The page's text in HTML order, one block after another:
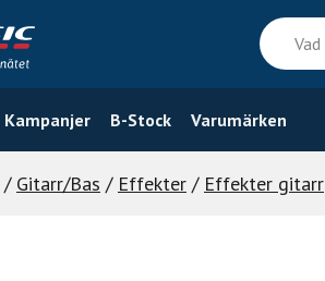
Vad
söker
du
efter?
Kampanjer B-Stock Varumärken
/ Gitarr/Bas / Effekter / Effekter gitarr